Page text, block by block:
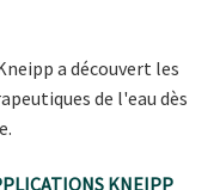
a découvert les
de l'eau dès
KNEIPP